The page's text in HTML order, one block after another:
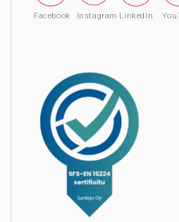
Facebook Instagram LinkedIn